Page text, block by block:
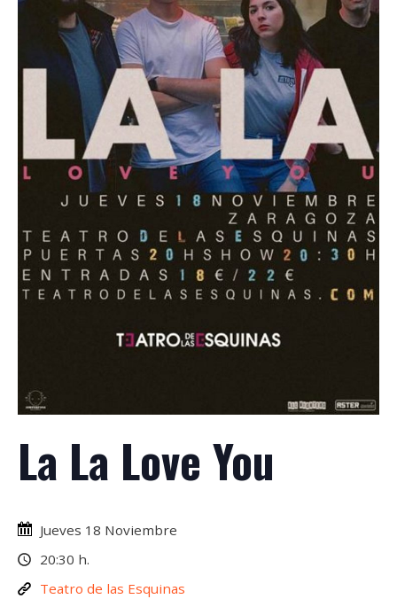
La La Love You
Jueves 18 Noviembre
20:30 h.
Teatro de las Esquinas